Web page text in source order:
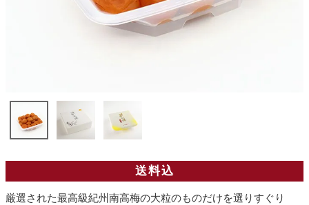
送料込
厳選された最高級紀州南高梅の大粒のものだけを選りすぐり